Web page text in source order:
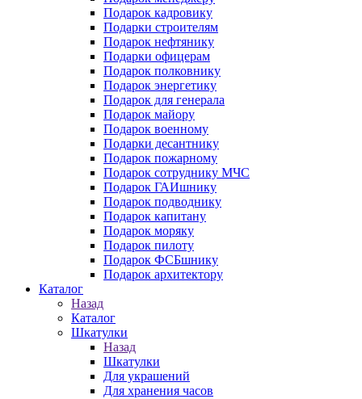
Подарок кадровику
Подарки строителям
Подарок нефтянику
Подарки офицерам
Подарок полковнику
Подарок энергетику
Подарок для генерала
Подарок майору
Подарок военному
Подарки десантнику
Подарок пожарному
Подарок сотруднику МЧС
Подарок ГАИшнику
Подарок подводнику
Подарок капитану
Подарок моряку
Подарок пилоту
Подарок ФСБшнику
Подарок архитектору
Каталог
Назад
Каталог
Шкатулки
Назад
Шкатулки
Для украшений
Для хранения часов